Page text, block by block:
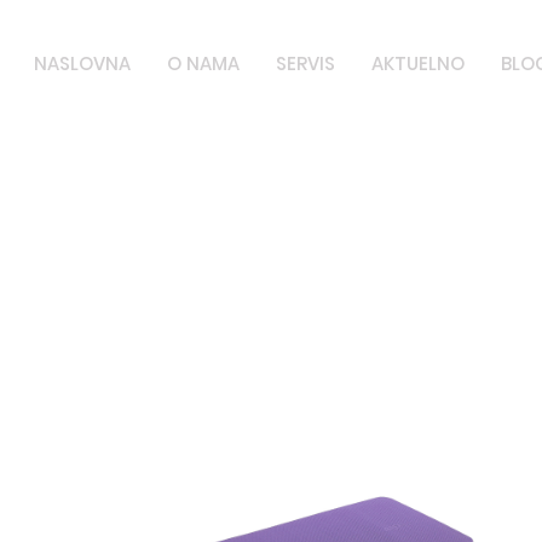
NASLOVNA O NAMA SERVIS AKTUELNO